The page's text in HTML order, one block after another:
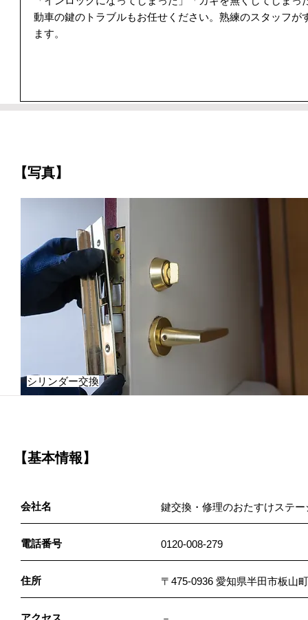
動車の鍵のトラブルもお任せください。熟練のスタッフが
ます。
【写真】
シリンダー交換
【基本情報】
会社名 鍵交換・修理のおたすけステ
電話番号 0120-008-279
住所 〒475-0936 愛知県半田市板山
アクセス